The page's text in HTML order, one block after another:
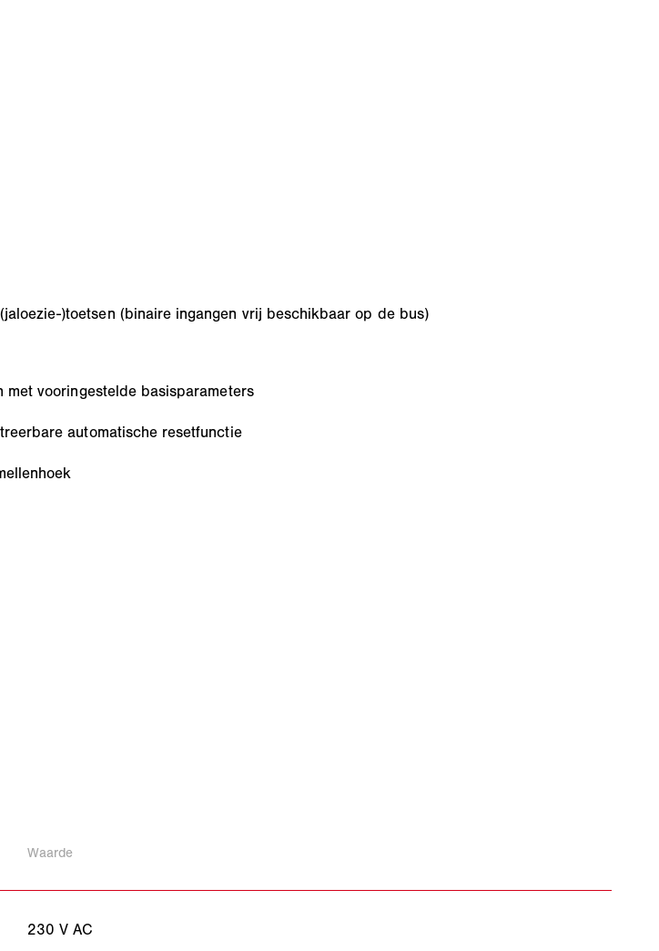
)toetsen (binaire ingangen vrij beschikbaar op de bus)
vooringestelde basisparameters
automatische resetfunctie
Waarde
230 V AC